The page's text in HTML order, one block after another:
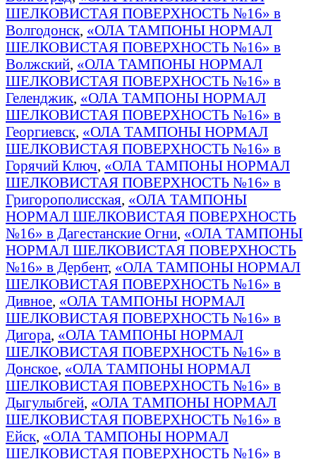
ШЕЛКОВИСТАЯ ПОВЕРХНОСТЬ №16» в
Волгодонск, «ОЛА ТАМПОНЫ НОРМАЛ
ШЕЛКОВИСТАЯ ПОВЕРХНОСТЬ №16» в
Волжский, «ОЛА ТАМПОНЫ НОРМАЛ
ШЕЛКОВИСТАЯ ПОВЕРХНОСТЬ №16» в
Геленджик, «ОЛА ТАМПОНЫ НОРМАЛ
ШЕЛКОВИСТАЯ ПОВЕРХНОСТЬ №16» в
Георгиевск, «ОЛА ТАМПОНЫ НОРМАЛ
ШЕЛКОВИСТАЯ ПОВЕРХНОСТЬ №16» в
Горячий Ключ, «ОЛА ТАМПОНЫ НОРМАЛ
ШЕЛКОВИСТАЯ ПОВЕРХНОСТЬ №16» в
Григорополисская, «ОЛА ТАМПОНЫ
НОРМАЛ ШЕЛКОВИСТАЯ ПОВЕРХНОСТЬ
№16» в Дагестанские Огни, «ОЛА ТАМПОНЫ
НОРМАЛ ШЕЛКОВИСТАЯ ПОВЕРХНОСТЬ
№16» в Дербент, «ОЛА ТАМПОНЫ НОРМАЛ
ШЕЛКОВИСТАЯ ПОВЕРХНОСТЬ №16» в
Дивное, «ОЛА ТАМПОНЫ НОРМАЛ
ШЕЛКОВИСТАЯ ПОВЕРХНОСТЬ №16» в
Дигора, «ОЛА ТАМПОНЫ НОРМАЛ
ШЕЛКОВИСТАЯ ПОВЕРХНОСТЬ №16» в
Донское, «ОЛА ТАМПОНЫ НОРМАЛ
ШЕЛКОВИСТАЯ ПОВЕРХНОСТЬ №16» в
Дыгулыбгей, «ОЛА ТАМПОНЫ НОРМАЛ
ШЕЛКОВИСТАЯ ПОВЕРХНОСТЬ №16» в
Ейск, «ОЛА ТАМПОНЫ НОРМАЛ
ШЕЛКОВИСТАЯ ПОВЕРХНОСТЬ №16» в